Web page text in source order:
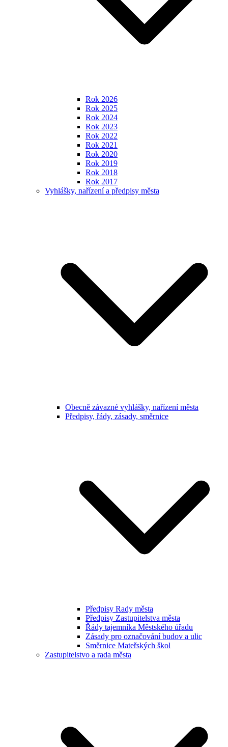
Rok 2026
Rok 2025
Rok 2024
Rok 2023
Rok 2022
Rok 2021
Rok 2020
Rok 2019
Rok 2018
Rok 2017
Vyhlášky, nařízení a předpisy města
Obecně závazné vyhlášky, nařízení města
Předpisy, řády, zásady, směrnice
Předpisy Rady města
Předpisy Zastupitelstva města
Řády tajemníka Městského úřadu
Zásady pro označování budov a ulic
Směrnice Mateřských škol
Zastupitelstvo a rada města